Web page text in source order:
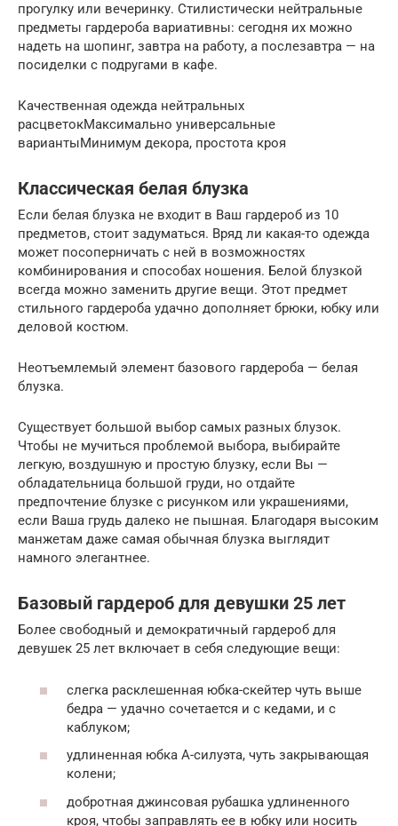
прогулку или вечеринку. Стилистически нейтральные
предметы гардероба вариативны: сегодня их можно
надеть на шопинг, завтра на работу, а послезавтра — на
посиделки с подругами в кафе.
Качественная одежда нейтральных
расцветокМаксимально универсальные
вариантыМинимум декора, простота кроя
Классическая белая блузка
Если белая блузка не входит в Ваш гардероб из 10
предметов, стоит задуматься. Вряд ли какая-то одежда
может посоперничать с ней в возможностях
комбинирования и способах ношения. Белой блузкой
всегда можно заменить другие вещи. Этот предмет
стильного гардероба удачно дополняет брюки, юбку или
деловой костюм.
Неотъемлемый элемент базового гардероба — белая
блузка.
Существует большой выбор самых разных блузок.
Чтобы не мучиться проблемой выбора, выбирайте
легкую, воздушную и простую блузку, если Вы —
обладательница большой груди, но отдайте
предпочтение блузке с рисунком или украшениями,
если Ваша грудь далеко не пышная. Благодаря высоким
манжетам даже самая обычная блузка выглядит
намного элегантнее.
Базовый гардероб для девушки 25 лет
Более свободный и демократичный гардероб для
девушек 25 лет включает в себя следующие вещи:
слегка расклешенная юбка-скейтер чуть выше
бедра — удачно сочетается и с кедами, и с
каблуком;
удлиненная юбка А-силуэта, чуть закрывающая
колени;
добротная джинсовая рубашка удлиненного
кроя, чтобы заправлять ее в юбку или носить